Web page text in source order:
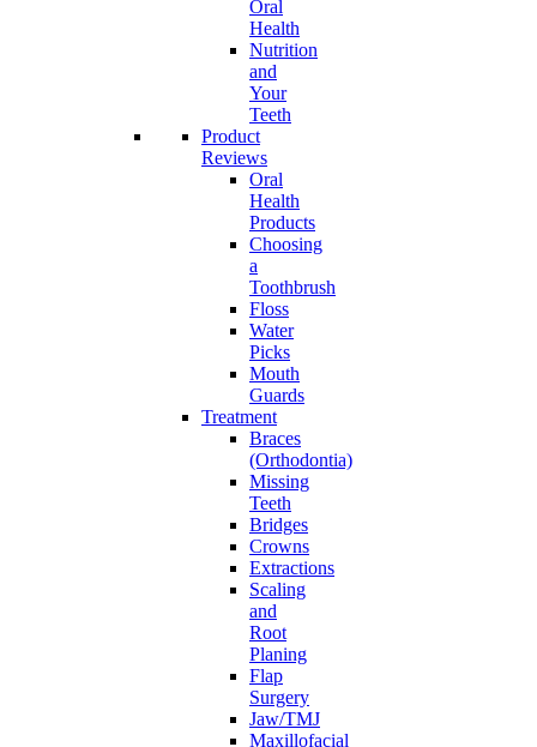
Oral
Health
Nutrition
and
Your
Teeth
Product
Reviews
Oral
Health
Products
Choosing
a
Toothbrush
Floss
Water
Picks
Mouth
Guards
Treatment
Braces
(Orthodontia)
Missing
Teeth
Bridges
Crowns
Extractions
Scaling
and
Root
Planing
Flap
Surgery
Jaw/TMJ
Maxillofacial